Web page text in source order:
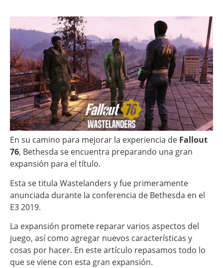
En su camino para mejorar la experiencia de Fallout
76, Bethesda se encuentra preparando una gran
expansión para el título.
Esta se titula Wastelanders y fue primeramente
anunciada durante la conferencia de Bethesda en el
E3 2019.
La expansión promete reparar varios aspectos del
juego, así como agregar nuevos características y
cosas por hacer. En este artículo repasamos todo lo
que se viene con esta gran expansión.